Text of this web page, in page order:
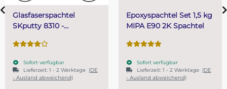
-
810 g
1 - 2 Werktage(DE
Epoxyspachtel Set 1,5 kg
MIPA E90 2K Spachtel
Sofort verfügbar
Lieferzeit:
1 - 2 Werktage(DE
- Ausland abweichend)
PUR